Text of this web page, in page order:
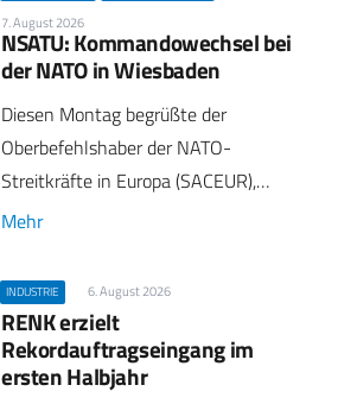
7. August 2026
NSATU: Kommandowechsel bei
der NATO in Wiesbaden
Diesen Montag begrüßte der
Oberbefehlshaber der NATO-
Streitkräfte in Europa (SACEUR),…
Mehr
INDUSTRIE 6. August 2026
RENK erzielt
Rekordauftragseingang im
ersten Halbjahr